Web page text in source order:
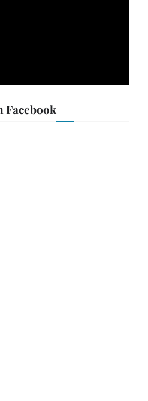
Facebook